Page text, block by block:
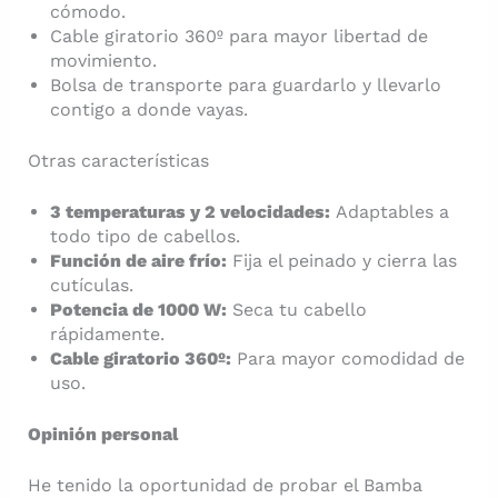
cómodo.
Cable giratorio 360º para mayor libertad de
movimiento.
Bolsa de transporte para guardarlo y llevarlo
contigo a donde vayas.
Otras características
3 temperaturas y 2 velocidades:Adaptables a
todo tipo de cabellos.
Función de aire frío:Fija el peinado y cierra las
cutículas.
Potencia de 1000 W:Seca tu cabello
rápidamente.
Cable giratorio 360º:Para mayor comodidad de
uso.
Opinión personal
He tenido la oportunidad de probar el Bamba